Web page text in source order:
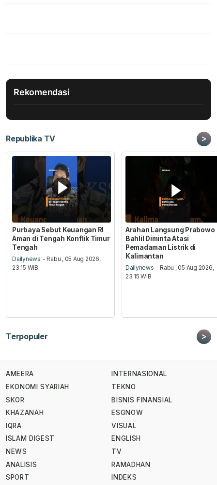
Rekomendasi
Republika TV >
Purbaya Sebut Keuangan RI
Aman di Tengah Konflik Timur
Tengah
Dailynews - Rabu , 05 Aug 2026,
23:15 WIB
Arahan Langsung Prabowo
Bahlil Diminta Atasi
Pemadaman Listrik di
Kalimantan
Dailynews - Rabu , 05 Aug 2026,
23:15 WIB
Terpopuler >
AMEERA
EKONOMI SYARIAH
SKOR
KHAZANAH
IQRA
ISLAM DIGEST
NEWS
ANALISIS
SPORT
INTERNASIONAL
TEKNO
BISNIS FINANSIAL
ESGNOW
VISUAL
ENGLISH
TV
RAMADHAN
INDEKS